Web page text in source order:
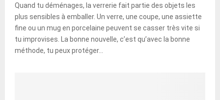
Quand tu déménages, la verrerie fait partie des objets les
plus sensibles à emballer. Un verre, une coupe, une assiette
fine ou un mug en porcelaine peuvent se casser très vite si
tu improvises. La bonne nouvelle, c’est qu’avec la bonne
méthode, tu peux protéger...